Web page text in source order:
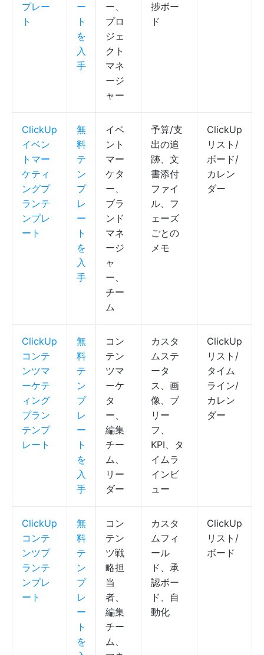
プレー
ト
ー
ト
を
入
手
ー、
プロ
ジェ
クト
マネ
ージ
ャー
捗ボー
ド
ClickUp
イベン
トマー
ケティ
ングプ
ランテ
ンプレ
ート
無
料
テ
ン
プ
レ
ー
ト
を
入
手
イベ
ント
マー
ケタ
ー、
ブラ
ンド
マネ
ージ
ャ
ー、
チー
ム
予算/支
出の追
跡、文
書添付
ファイ
ル、フ
ェーズ
ごとの
メモ
ClickUp
リスト/
ボード/
カレン
ダー
ClickUp
コンテ
ンツマ
ーケテ
ィング
プラン
テンプ
レート
無
料
テ
ン
プ
レ
ー
ト
を
入
手
コン
テン
ツマ
ーケ
タ
ー、
編集
チー
ム、
リー
ダー
カスタ
ムステ
ータ
ス、画
像、ブ
リー
フ、
KPI、タ
イムラ
インビ
ュー
ClickUp
リスト/
タイム
ライン/
カレン
ダー
ClickUp
コンテ
ンツプ
ランテ
ンプレ
ート
無
料
テ
ン
プ
レ
ー
ト
を
コン
テン
ツ戦
略担
当
者、
編集
チー
ム、
カスタ
ムフィ
ール
ド、承
認ボー
ド、自
動化
ClickUp
リスト/
ボード